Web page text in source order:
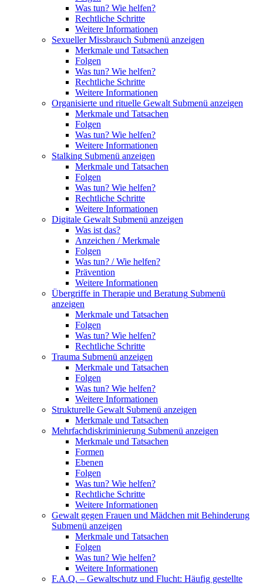
Was tun? Wie helfen?
Rechtliche Schritte
Weitere Informationen
Sexueller Missbrauch Submenü anzeigen
Merkmale und Tatsachen
Folgen
Was tun? Wie helfen?
Rechtliche Schritte
Weitere Informationen
Organisierte und rituelle Gewalt Submenü anzeigen
Merkmale und Tatsachen
Folgen
Was tun? Wie helfen?
Weitere Informationen
Stalking Submenü anzeigen
Merkmale und Tatsachen
Folgen
Was tun? Wie helfen?
Rechtliche Schritte
Weitere Informationen
Digitale Gewalt Submenü anzeigen
Was ist das?
Anzeichen / Merkmale
Folgen
Was tun? / Wie helfen?
Prävention
Weitere Informationen
Übergriffe in Therapie und Beratung Submenü
anzeigen
Merkmale und Tatsachen
Folgen
Was tun? Wie helfen?
Rechtliche Schritte
Trauma Submenü anzeigen
Merkmale und Tatsachen
Folgen
Was tun? Wie helfen?
Weitere Informationen
Strukturelle Gewalt Submenü anzeigen
Merkmale und Tatsachen
Mehrfachdiskriminierung Submenü anzeigen
Merkmale und Tatsachen
Formen
Ebenen
Folgen
Was tun? Wie helfen?
Rechtliche Schritte
Weitere Informationen
Gewalt gegen Frauen und Mädchen mit Behinderung
Submenü anzeigen
Merkmale und Tatsachen
Folgen
Was tun? Wie helfen?
Weitere Informationen
F.A.Q. – Gewaltschutz und Flucht: Häufig gestellte